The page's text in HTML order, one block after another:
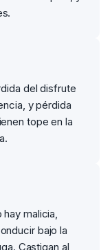
del disfrute
y pérdida
tope en la
hay malicia,
bajo la
Castigan al